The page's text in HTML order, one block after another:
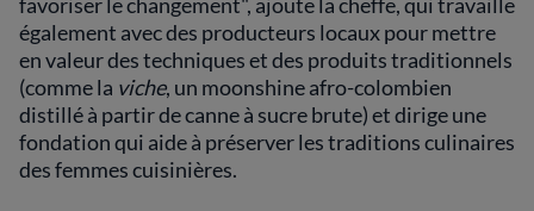
également avec des producteurs locaux pour mettre
en valeur des techniques et des produits traditionnels
(comme la viche, un moonshine afro-colombien
distillé à partir de canne à sucre brute) et dirige une
fondation qui aide à préserver les traditions culinaires
des femmes cuisinières.